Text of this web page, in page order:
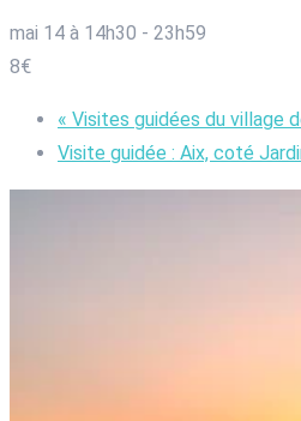
mai 14 à 14h30 - 23h59
8€
« Visites guidées du village
Visite guidée : Aix, coté